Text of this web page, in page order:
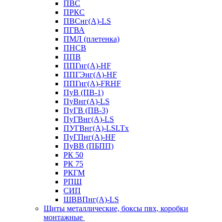
ПВС
ПРКС
ПВСнг(А)-LS
ПГВА
ПМЛ (плетенка)
ПНСВ
ППВ
ППГнг(А)-HF
ППГЭнг(А)-HF
ППГнг(А)-FRHF
ПуВ (ПВ-1)
ПуВнг(А)-LS
ПуГВ (ПВ-3)
ПуГВнг(А)-LS
ПУГВнг(А)-LSLTx
ПуГПнг(А)-HF
ПуВВ (ПБПП)
РК 50
РК 75
РКГМ
РПШ
СИП
ШВВПнг(А)-LS
Щиты металлические, боксы пвх, коробки
монтажные